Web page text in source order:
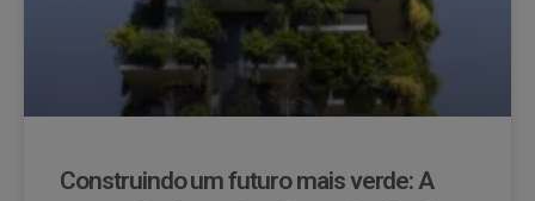
Construindo um futuro mais verde: A